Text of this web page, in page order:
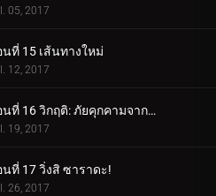
05, 2017
นที่ 15 เส้นทางใหม่
12, 2017
ตอนที่ 16 วิกฤติ: ภัยคุกคามจากความล้มเหลว!
19, 2017
นที่ 17 วิ่งสิ ซาราดะ!
26, 2017